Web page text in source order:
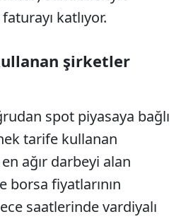
katlıyor.
şirketler
spot piyasaya bağlı
tarife kullanan
ağır darbeyi alan
borsa fiyatlarının
saatlerinde vardiyalı